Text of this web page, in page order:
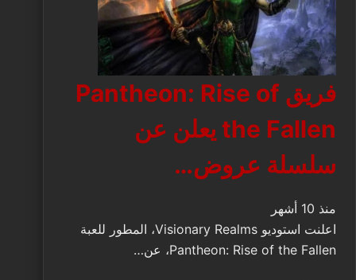
فريق Pantheon: Rise of
the Fallen يعلن عن
سلسلة عروض…
منذ 10 أشهر
اعلنت استوديو Visionary Realms، المطور للعبة
Pantheon: Rise of the Fallen، عن…